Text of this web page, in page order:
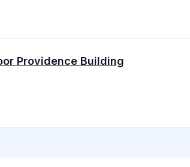
Providence Building